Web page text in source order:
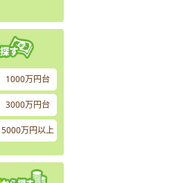
1000万円台
3000万円台
5000万円以上